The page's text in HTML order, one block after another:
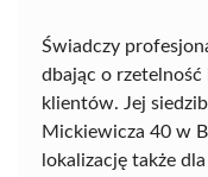
Świadczy
dbając o
klientów. Jej
Mickiewicza 40 w
lokalizację także